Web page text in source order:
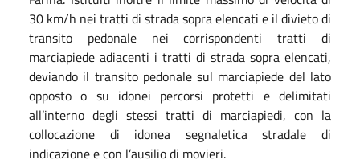
30 km/h nei tratti di strada sopra elencati e il divieto di
transito pedonale nei corrispondenti tratti di
marciapiede adiacenti i tratti di strada sopra elencati,
deviando il transito pedonale sul marciapiede del lato
opposto o su idonei percorsi protetti e delimitati
all’interno degli stessi tratti di marciapiedi, con la
collocazione di idonea segnaletica stradale di
indicazione e con l’ausilio di movieri.